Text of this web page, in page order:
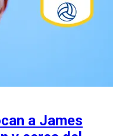
a James